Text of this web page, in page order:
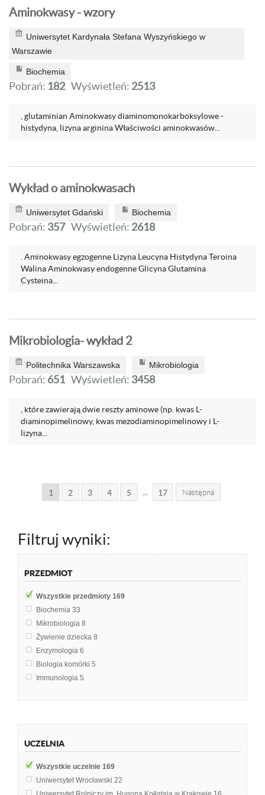
Aminokwasy - wzory
Uniwersytet Kardynała Stefana Wyszyńskiego w
Warszawie
Biochemia
Pobrań: 182 Wyświetleń: 2513
, glutaminian Aminokwasy diaminomonokarboksylowe -
histydyna, lizyna arginina Właściwości aminokwasów...
Wykład o aminokwasach
Uniwersytet Gdański Biochemia
Pobrań: 357 Wyświetleń: 2618
. Aminokwasy egzogenne Lizyna Leucyna Histydyna Teroina
Walina Aminokwasy endogenne Glicyna Glutamina
Cysteina...
Mikrobiologia- wykład 2
Politechnika Warszawska Mikrobiologia
Pobrań: 651 Wyświetleń: 3458
, które zawierają dwie reszty aminowe (np. kwas L-
diaminopimelinowy, kwas mezodiaminopimelinowy i L-
lizyna...
1 2 3 4 5 17 Następna
Filtruj wyniki:
PRZEDMIOT
Wszystkie przedmioty 169
Biochemia 33
Mikrobiologia 8
Żywienie dziecka 8
Enzymologia 6
Biologia komórki 5
Immunologia 5
Biologia roślinna
UCZELNIA
Wszystkie uczelnie 169
Uniwersytet Wrocławski 22